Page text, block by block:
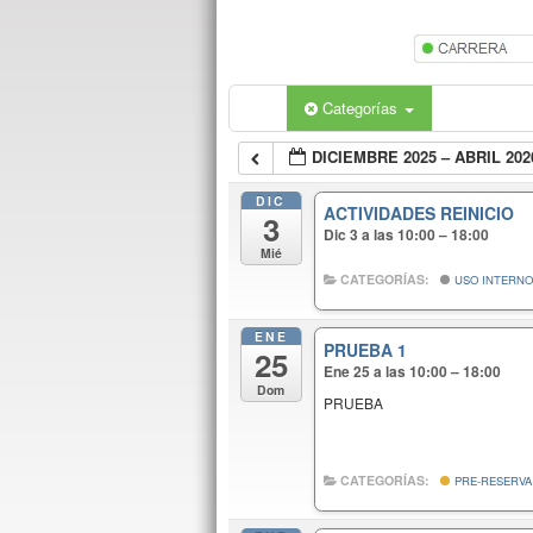
Categorías
DICIEMBRE 2025 – ABRIL
DIC
3
Mié
ACTIVIDADES REINICIO
Dic 3 a las 10:00 – 18:00
CATEGORÍAS: USO INTERNO
ENE
25
Dom
PRUEBA 1
Ene 25 a las 10:00 – 18:00
PRUEBA
CATEGORÍAS: PRE-RESERVA